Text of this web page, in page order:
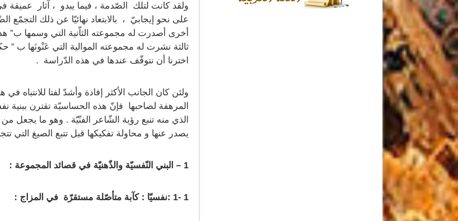
ولقد كانت لتلك الصّدمة ، فيما يبدو ، آثار
على نحو إيجابيّ ، بالابتعاد نهائيّا عن ذلك
ثالثة نشرت له مجموعته الموالية التي عَنْونَها ب ”
اخترنا أن نتوقّف عندها في هذه الدّراسة .
ولئن كان الجانب الأكثر إفادة وأشدّ لفتا للانتباه
المرهفة لصاحبها فإنّ هذه الحساسيّة تقترن ببنية
الذي منه تنبع رؤية الشّاعر الفنّيّة . وهو ما يجعل
يصدر عنها و محاولة تفكيكها قبل تتبع الصيغ التي
1 – البني النّفسيّة والذّهنيّة في قصائد المجموعة :
1 -1 :نفسيّا : كآبة متأصّلة مستقرّة في المزاج :